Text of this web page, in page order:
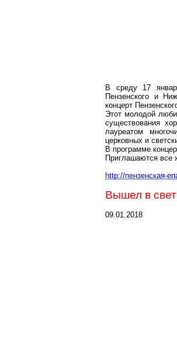
В среду 17
Пензенского и
концерт
Этот молодой
существования
лауреатом
церковных и
В программе
Приглашаются
http://пензенская-
Вышел в
09.01.2018